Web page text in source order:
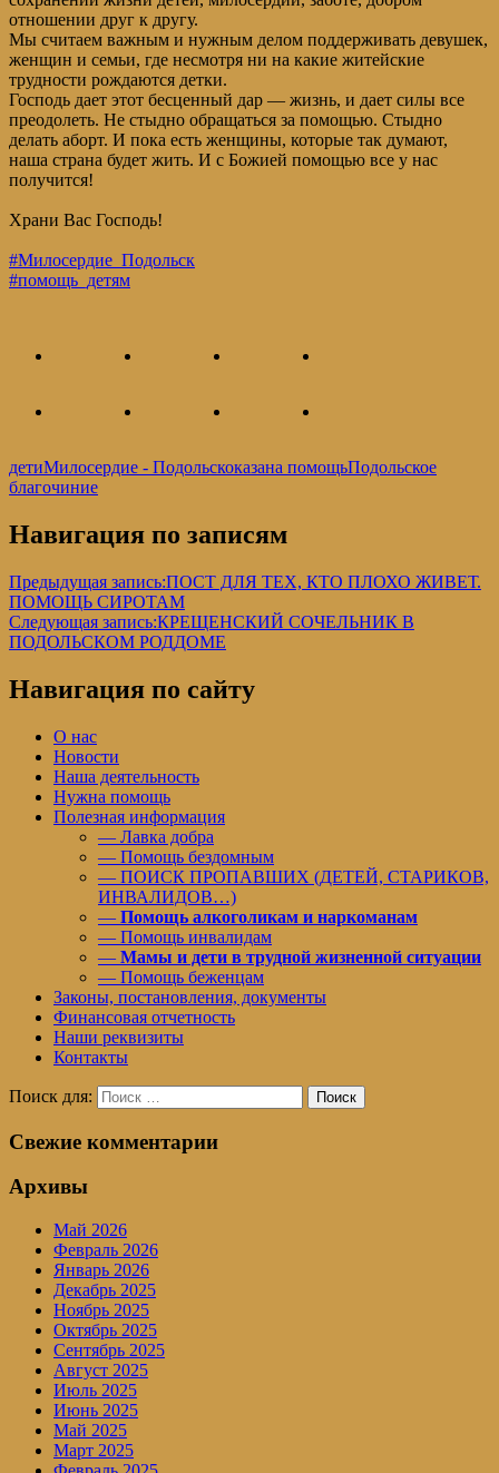
отношении друг к другу.
Мы считаем важным и нужным делом поддерживать девушек,
женщин и семьи, где несмотря ни на какие житейские
трудности рождаются детки.
Господь дает этот бесценный дар — жизнь, и дает силы все
преодолеть. Не стыдно обращаться за помощью. Стыдно
делать аборт. И пока есть женщины, которые так думают,
наша страна будет жить. И с Божией помощью все у нас
получится!
Храни Вас Господь!
#Милосердие_Подольск
#помощь_детям
детиМилосердие - Подольскоказана помощьПодольское
благочиние
Навигация по записям
Предыдущая запись:ПОСТ ДЛЯ ТЕХ, КТО ПЛОХО ЖИВЕТ.
ПОМОЩЬ СИРОТАМ
Следующая запись:КРЕЩЕНСКИЙ СОЧЕЛЬНИК В
ПОДОЛЬСКОМ РОДДОМЕ
Навигация по сайту
О нас
Новости
Наша деятельность
Нужна помощь
Полезная информация
— Лавка добра
— Помощь бездомным
— ПОИСК ПРОПАВШИХ (ДЕТЕЙ, СТАРИКОВ,
ИНВАЛИДОВ…)
— Помощь алкоголикам и наркоманам
— Помощь инвалидам
— Мамы и дети в трудной жизненной ситуации
— Помощь беженцам
Законы, постановления, документы
Финансовая отчетность
Наши реквизиты
Контакты
Поиск для: Поиск
Свежие комментарии
Архивы
Май 2026
Февраль 2026
Январь 2026
Декабрь 2025
Ноябрь 2025
Октябрь 2025
Сентябрь 2025
Август 2025
Июль 2025
Июнь 2025
Май 2025
Март 2025